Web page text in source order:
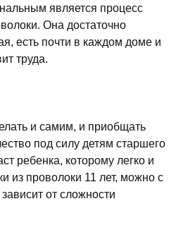
является процесс
Она достаточно
есть почти в каждом доме и
труда.
и самим, и приобщать
под силу детям старшего
ребенка, которому легко и
из проволоки 11 лет, можно с
от сложности